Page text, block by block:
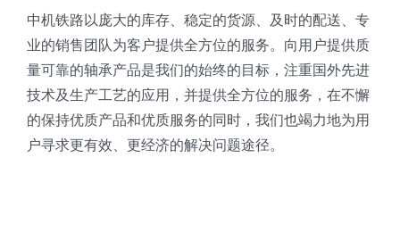
中机铁路以庞大的库存、稳定的货源、及时的配送、专
业的销售团队为客户提供全方位的服务。向用户提供质
量可靠的轴承产品是我们的始终的目标，注重国外先进
技术及生产工艺的应用，并提供全方位的服务，在不懈
的保持优质产品和优质服务的同时，我们也竭力地为用
户寻求更有效、更经济的解决问题途径。